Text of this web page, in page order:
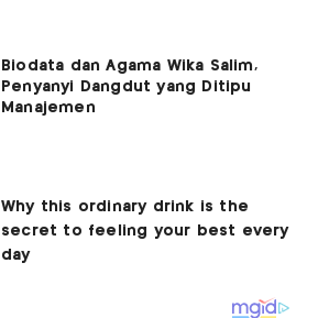
Biodata dan Agama Wika Salim,
Penyanyi Dangdut yang Ditipu
Manajemen